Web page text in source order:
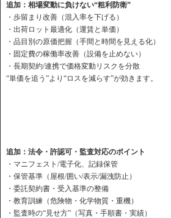
追加：相場変動に負けない“粗利防衛”
・歩留まり改善（混入率を下げる）
・出荷ロット最適化（運賃と単価）
・品目別の原価把握（手間と時間を見える化）
・固定費の稼働率改善（設備を止めない）
・長期契約/連携で価格変動リスクを分散
“単価を追う”より“ロスを減らす”が効きます。
追加：法令・許認可・監査対応のポイント
・マニフェスト/電子化、記録保管
・保管基準（屋根/囲い/表示/漏洩防止）
・委託契約書・受入基準の整備
・教育訓練（危険物・化学物質・重機）
・監査時の“見せ方”（写真・手順書・実績）